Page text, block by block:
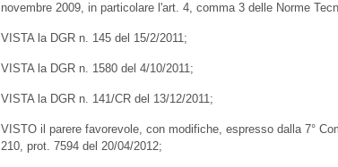
novembre 2009, in particolare l'art. 4, comma 3 delle Norme
VISTA la DGR n. 145 del 15/2/2011;
VISTA la DGR n. 1580 del 4/10/2011;
VISTA la DGR n. 141/CR del 13/12/2011;
VISTO il parere favorevole, con modifiche, espresso dalla 7°
210, prot. 7594 del 20/04/2012;